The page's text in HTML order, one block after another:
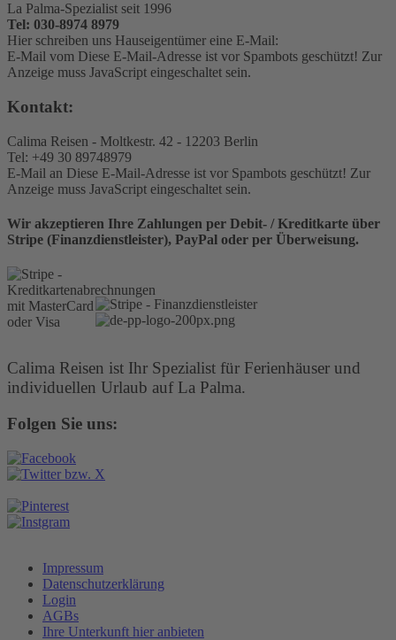
La Palma-Spezialist seit 1996
Tel: 030-8974 8979
Hier schreiben uns Hauseigentümer eine E-Mail:
E-Mail vom Diese E-Mail-Adresse ist vor Spambots geschützt! Zur
Anzeige muss JavaScript eingeschaltet sein.
Kontakt:
Calima Reisen - Moltkestr. 42 - 12203 Berlin
Tel: +49 30 89748979
E-Mail an Diese E-Mail-Adresse ist vor Spambots geschützt! Zur
Anzeige muss JavaScript eingeschaltet sein.
Wir akzeptieren Ihre Zahlungen per Debit- / Kreditkarte über
Stripe (Finanzdienstleister), PayPal oder per Überweisung.
Calima Reisen ist Ihr Spezialist für Ferienhäuser und
individuellen Urlaub auf La Palma.
Folgen Sie uns:
Impressum
Datenschutzerklärung
Login
AGBs
Ihre Unterkunft hier anbieten